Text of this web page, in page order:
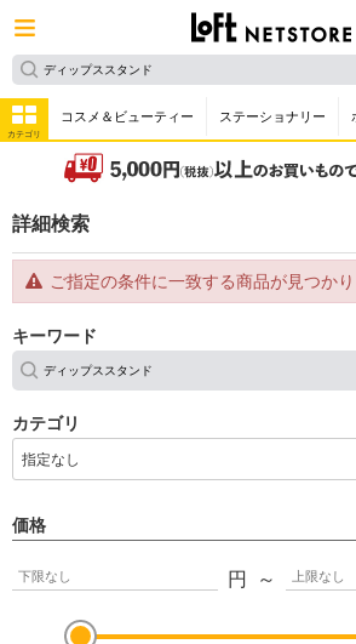
カテゴリ
コスメ＆ビューティー ステーショナリー
詳細検索
ご指定の条件に一致する商品が見つかり
キーワード
カテゴリ
指定なし
価格
円 ～